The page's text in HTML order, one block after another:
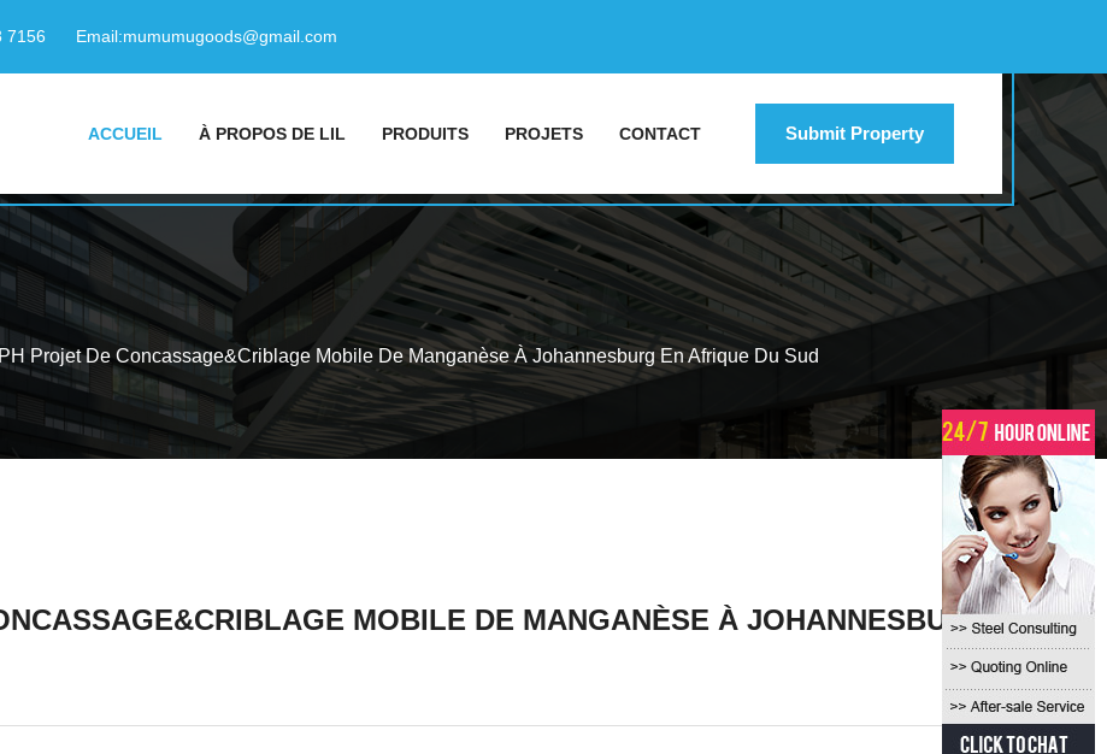
7156 Email:mumumugoods@gmail.com
ACCUEIL À PROPOS DE LIL PRODUITS PROJETS CONTACT Submit Property
Projet De Concassage&Criblage Mobile De Manganèse À Johannesburg En Afrique Du Sud
MOBILE DE MANGANÈSE À JOHANNESBURG